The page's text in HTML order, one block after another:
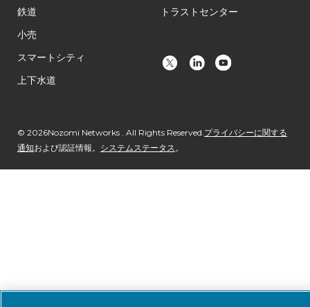
鉄道
小売
スマートシティ
上下水道
トラストセンター
© 2026Nozomi Networks . All Rights Reserved.プライバシーに関する
通知および認証情報。 システムステータス。